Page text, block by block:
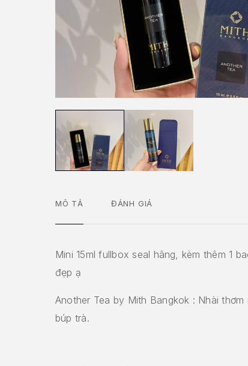
MÔ TẢ ĐÁNH GIÁ
Mini 15ml fullbox seal hãng, kèm thêm 1
đẹp ạ
Another Tea by Mith Bangkok : Nhài thơm
búp trà.